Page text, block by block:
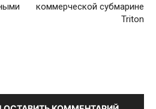
коммерческой субмарине
Triton